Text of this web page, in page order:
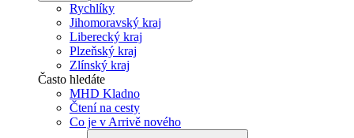
Rychlíky
Jihomoravský kraj
Liberecký kraj
Plzeňský kraj
Zlínský kraj
Často hledáte
MHD Kladno
Čtení na cesty
Co je v Arrivě nového